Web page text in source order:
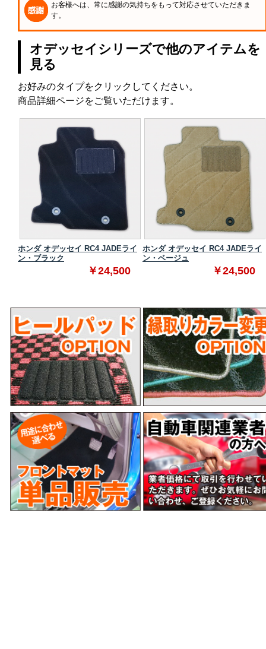
お客様へは、常に感謝の気持ちをもって対応させていただきま
す。
オデッセイシリーズで他のアイテムを
見る
お好みのタイプをクリックしてください。
商品詳細ページをご覧いただけます。
ホンダ オデッセイ RC4 JADEライ
ン・ブラック
￥24,500
ホンダ オデッセイ RC4 JADEライ
ン・ベージュ
￥24,500